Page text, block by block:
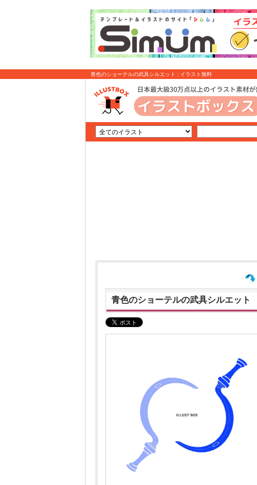
青色のショーテルの武具シルエット : イラスト無料
青色のショーテルの武具シルエット